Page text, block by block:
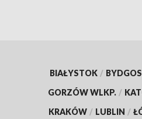
BIAŁYSTOK /
GORZÓW WLKP. /
KRAKÓW / LUBLIN /